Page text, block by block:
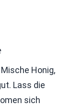
Honig,
Lass die
sich